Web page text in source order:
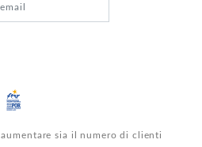
sia il numero di clienti